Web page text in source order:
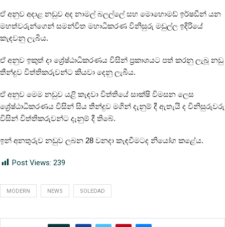
ඒ අනුව අදාළ නඩුව අද නාමල් බලල්ලේ සහ මොහොමඩ් ඉර්ෂඩීන් යන
මහත්වරුන්ගෙන් සමන්විත මහාධිකරණ විනිසුරු මඩුල්ල ඉදිරියේ
කැඳවනු ලැබීය.
ඒ අනුව ඉකුත් දා ශ්‍රේෂ්ඨාධිකරණය විසින් ප්‍රකාශයට පත් කරනු ලැබූ නඩු
තීන්දුව විත්තිකරුවන්ට කියවා දෙනු ලැබීය.
ඒ අනුව මෙම නඩුව යළි කැඳවා විත්තියේ සාක්ෂි විමසන ලෙස
ශ්‍රේෂ්ඨාධිකරණය විසින් සිය තීන්දුව මගින් දැනුම් දී ඇතැයි ද විනිසුරුවරු
විසින් විත්තිකරුවන්ට දැනුම් දී තිබේ.
ඉන් අනතුරුව නඩුව ලබන 28 වනදා කැඳවීමටද නියෝග කළේය.
Post Views: 239
MODERN NEWS SOLEDAD